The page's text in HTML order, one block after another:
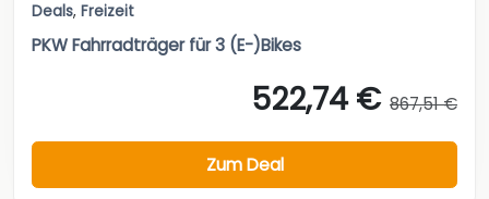
Deals, Freizeit
PKW Fahrradträger für 3 (E-)Bikes
522,74 € 867,51 €
Zum Deal